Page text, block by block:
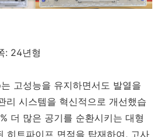
: 24년형
고성능을 유지하면서도 발열을
리 시스템을 혁신적으로 개선했습
더 많은 공기를 순환시키는 대형
히트파이프 면적을 탑재하여, 고사